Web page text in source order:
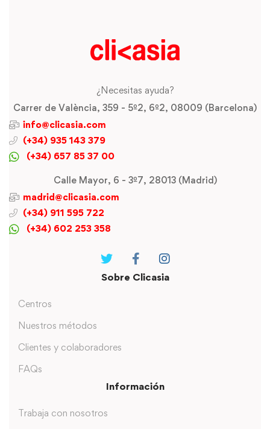
¿Necesitas ayuda?
Carrer de València, 359 - 5º2, 6º2, 08009 (Barcelona)
info@clicasia.com
(+34) 935 143 379
(+34) 657 85 37 00
Calle Mayor, 6 - 3º7, 28013 (Madrid)
madrid@clicasia.com
(+34) 911 595 722
(+34) 602 253 358
Sobre Clicasia
Centros
Nuestros métodos
Clientes y colaboradores
FAQs
Información
Trabaja con nosotros